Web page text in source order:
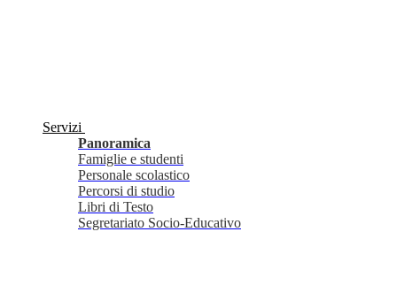
Servizi
Panoramica
Famiglie e studenti
Personale scolastico
Percorsi di studio
Libri di Testo
Segretariato Socio-Educativo